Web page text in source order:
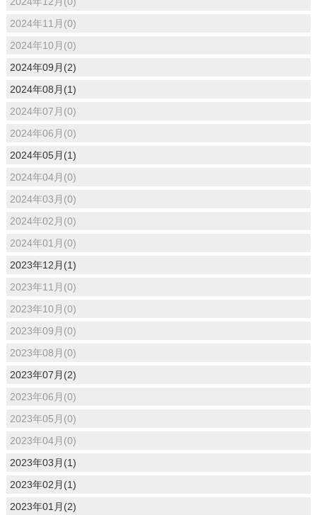
2024年11月(0)
2024年10月(0)
2024年09月(2)
2024年08月(1)
2024年07月(0)
2024年06月(0)
2024年05月(1)
2024年04月(0)
2024年03月(0)
2024年02月(0)
2024年01月(0)
2023年12月(1)
2023年11月(0)
2023年10月(0)
2023年09月(0)
2023年08月(0)
2023年07月(2)
2023年06月(0)
2023年05月(0)
2023年04月(0)
2023年03月(1)
2023年02月(1)
2023年01月(2)